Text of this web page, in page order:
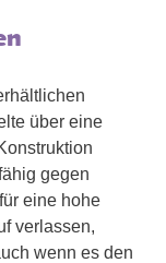
über eine
gegen
eine hohe
verlassen,
wenn es den